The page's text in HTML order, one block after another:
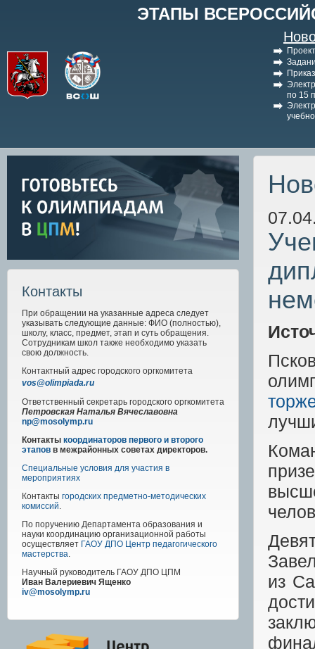
ЭТАПЫ
по 15
Контакты
При обращении на указанные адреса следует
указывать следующие данные: ФИО (полностью),
школу, класс, предмет, этап и суть обращения.
Сотрудникам школ также необходимо указать
свою должность.
Контактный адрес городского оргкомитета
vos@olimpiada.ru
Ответственный секретарь городского оргкомитета
Петровская Наталья Вячеславовна
np@mosolymp.ru
Контакты координаторов первого и второго
этапов в межрайонных советах директоров.
Специальные условия для участия в
мероприятиях
Контакты городских предметно-методических
комиссий.
По поручению Департамента образования и
науки координацию организационной работы
осуществляет ГАОУ ДПО Центр педагогического
мастерства.
Научный руководитель ГАОУ ДПО ЦПМ
Иван Валериевич Ященко
iv@mosolymp.ru
из